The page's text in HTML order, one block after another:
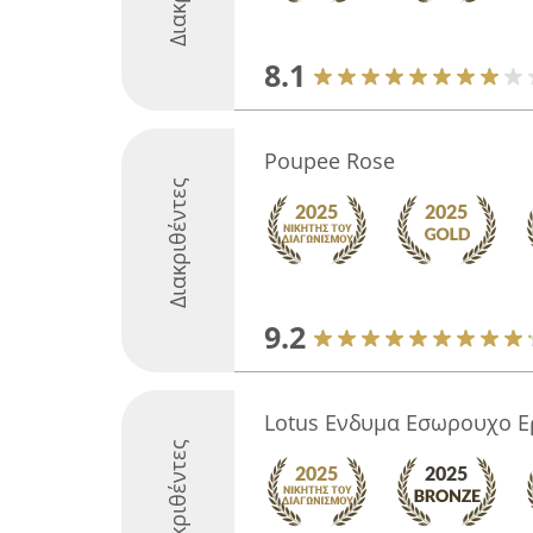
8.1
Διακριθέντες
Poupee Rose
9.2
Διακριθέντες
Lotus Ενδυμα Εσωρουχο